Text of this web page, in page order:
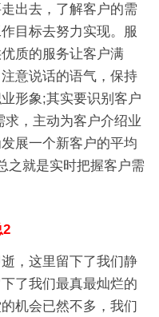
出去，了解客户的需
目标去努力实现。服
质的服务让客户满
意说话的语气，保持
形象;其实要识别客户
，主动为客户介绍业
展一个新客户的平均
之就是实时把握客户需
2
，这里留下了我们静
了我们最真最灿烂的
机会已然不多，我们